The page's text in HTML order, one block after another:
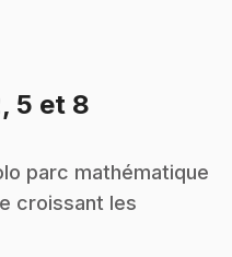
5 et 8
parc mathématique
croissant les